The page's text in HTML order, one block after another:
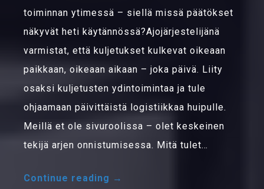
toiminnan ytimessä – siellä missä päätökset
näkyvät heti käytännössä?Ajojärjestelijänä
varmistat, että kuljetukset kulkevat oikeaan
paikkaan, oikeaan aikaan – joka päivä. Liity
osaksi kuljetusten ydintoimintaa ja tule
ohjaamaan päivittäistä logistiikkaa huipulle.
Meillä et ole sivuroolissa – olet keskeinen
tekijä arjen onnistumisessa. Mitä tulet…
Continue reading →